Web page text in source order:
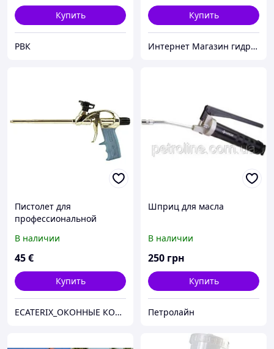
Купить
РВК
Купить
Интернет Магазин гидравлических узлов
Пистолет для
профессиональной
В наличии
45€
Купить
ECATERIX_ОКОННЫЕ КОМПЛЕКТУЮЩИЕ
Шприц для масла
В наличии
250 грн
Купить
Петролайн